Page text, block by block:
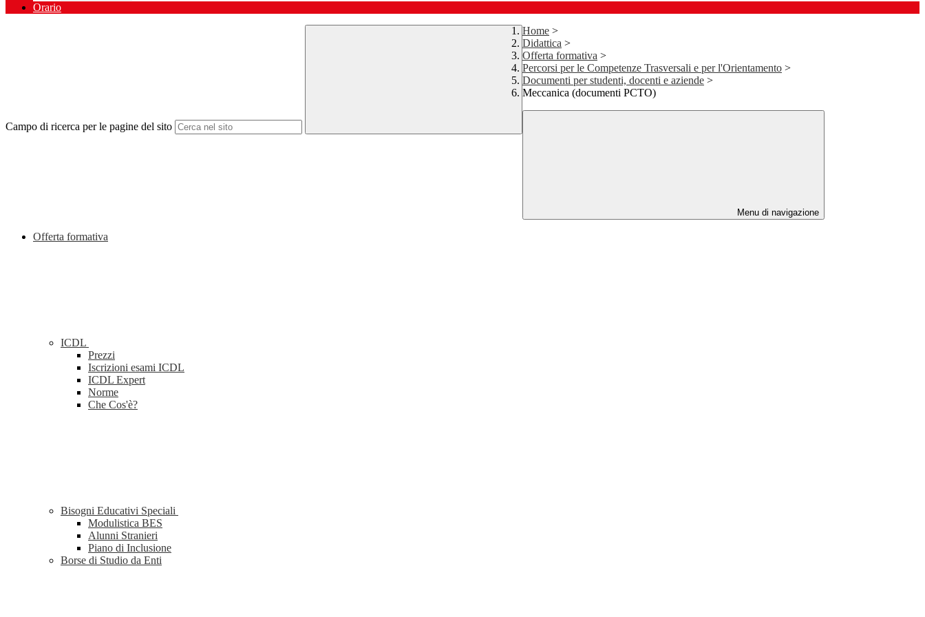
Orario
Campo di ricerca per le pagine del sito
Home >
Didattica >
Offerta formativa >
Percorsi per le Competenze Trasversali e per l'Orientamento >
Documenti per studenti, docenti e aziende >
Meccanica (documenti PCTO)
Menu di navigazione
Offerta formativa
ICDL
Prezzi
Iscrizioni esami ICDL
ICDL Expert
Norme
Che Cos'è?
Bisogni Educativi Speciali
Modulistica BES
Alunni Stranieri
Piano di Inclusione
Borse di Studio da Enti